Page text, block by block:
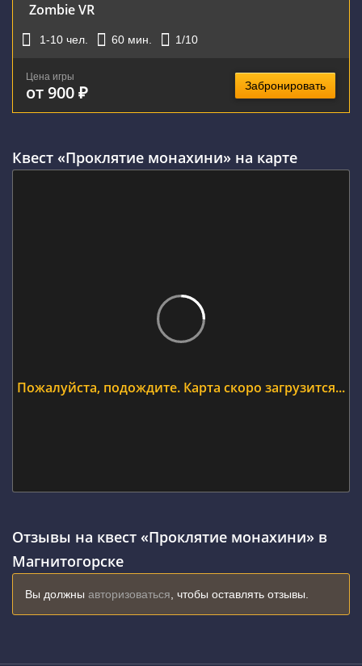
Zombie VR
1-10 чел. 60 мин. 1/10
Цена игры
от 900 ₽ Забронировать
Квест «Проклятие монахини» на карте
Пожалуйста, подождите. Карта скоро загрузится...
Отзывы на квест «Проклятие монахини» в
Магнитогорске
Вы должны авторизоваться , чтобы оставлять отзывы.